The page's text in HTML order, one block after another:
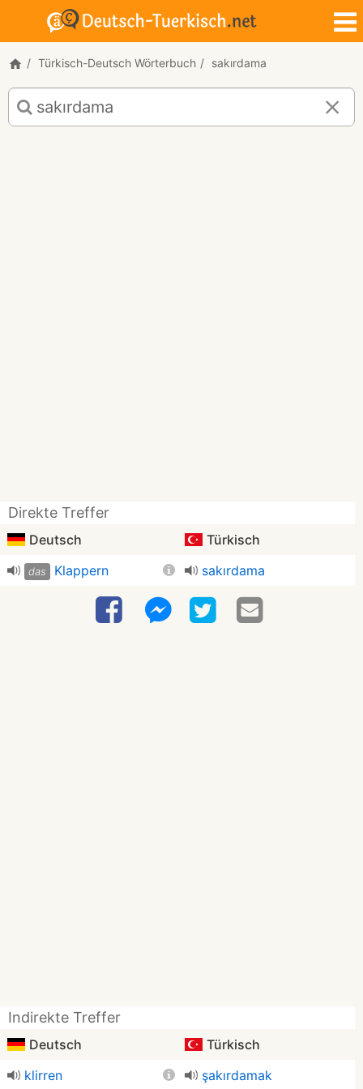
Türkisch-Deutsch Wörterbuch sakırdama
Türkisch-
Deutsch
Übersetzung
Direkte Treffer
Deutsch Türkisch
das Klappern sakırdama
Indirekte Treffer
Deutsch
Türkisch
klirren
şakırdamak